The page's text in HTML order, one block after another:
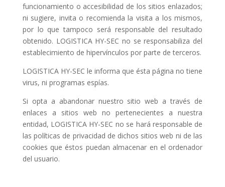
funcionamiento o accesibilidad de los sitios enlazados;
ni sugiere, invita o recomienda la visita a los mismos,
por lo que tampoco será responsable del resultado
obtenido. LOGISTICA HY-SEC no se responsabiliza del
establecimiento de hipervínculos por parte de terceros.
LOGISTICA HY-SEC le informa que ésta página no tiene
virus, ni programas espías.
Si opta a abandonar nuestro sitio web a través de
enlaces a sitios web no pertenecientes a nuestra
entidad, LOGISTICA HY-SEC no se hará responsable de
las políticas de privacidad de dichos sitios web ni de las
cookies que éstos puedan almacenar en el ordenador
del usuario.